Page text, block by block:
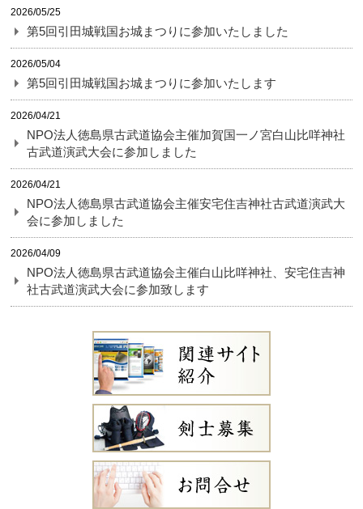
2026/05/25
第5回引田城戦国お城まつりに参加いたしました
2026/05/04
第5回引田城戦国お城まつりに参加いたします
2026/04/21
NPO法人徳島県古武道協会主催加賀国一ノ宮白山比咩神社
古武道演武大会に参加しました
2026/04/21
NPO法人徳島県古武道協会主催安宅住吉神社古武道演武大
会に参加しました
2026/04/09
NPO法人徳島県古武道協会主催白山比咩神社、安宅住吉神
社古武道演武大会に参加致します